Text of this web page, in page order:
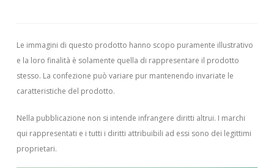
Le immagini di questo prodotto hanno scopo puramente illustrativo
e la loro finalità è solamente quella di rappresentare il prodotto
stesso. La confezione può variare pur mantenendo invariate le
caratteristiche del prodotto.
Nella pubblicazione non si intende infrangere diritti altrui. I marchi
qui rappresentati e i tutti i diritti attribuibili ad essi sono dei legittimi
proprietari.